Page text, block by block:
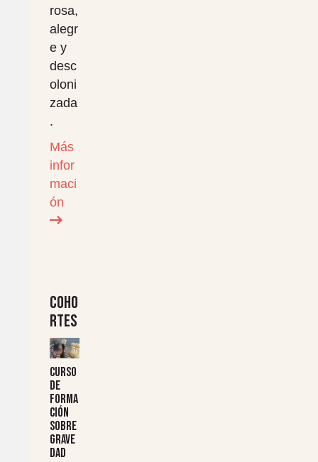
rosa,
alegr
e y
desc
oloni
zada
.
Más
infor
maci
ón
Coho
rtes
Curso
de
forma
ción
sobre
grave
dad